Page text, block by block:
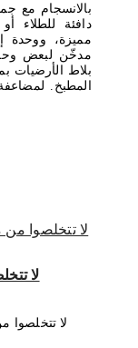
دافئة للطلاء
مميزة، ووحدة
مدخّن لبعض
بلاط الأرضيات
المطبخ.
لا
لا تتخلصوا